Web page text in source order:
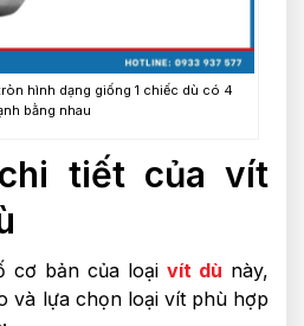
hình dạng giống 1 chiếc dù có 4
bằng nhau
tiết của vít
cơ bản của loại vít dù này,
và lựa chọn loại vít phù hợp